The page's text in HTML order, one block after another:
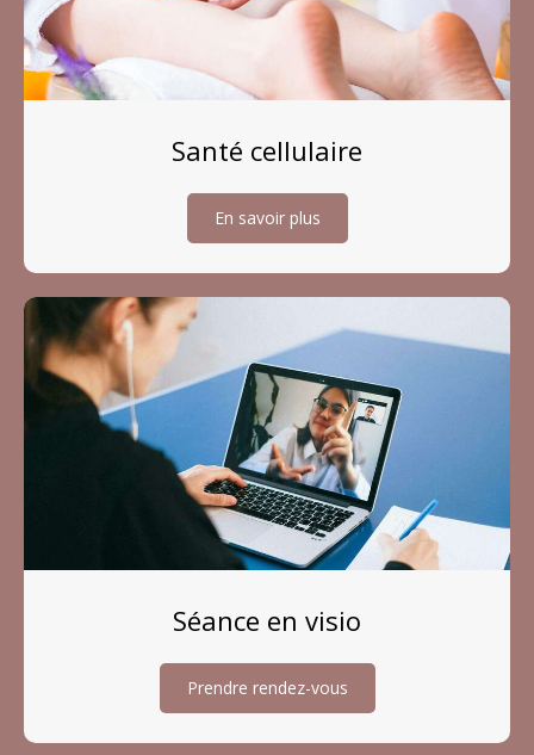
Santé cellulaire
En savoir plus
Séance en visio
Prendre rendez-vous